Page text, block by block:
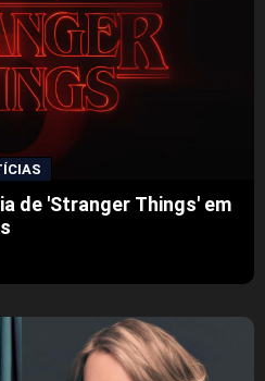
de 'Stranger Things' em